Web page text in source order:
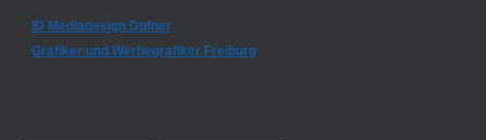
ID Mediadesign Dufner
Grafiker und Werbegrafiker Freiburg